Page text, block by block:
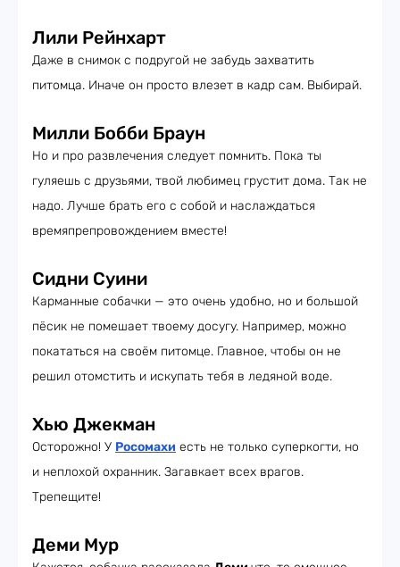
Лили Рейнхарт
Даже в снимок с подругой не забудь захватить
питомца. Иначе он просто влезет в кадр сам. Выбирай.
Милли Бобби Браун
Но и про развлечения следует помнить. Пока ты
гуляешь с друзьями, твой любимец грустит дома. Так не
надо. Лучше брать его с собой и наслаждаться
времяпрепровождением вместе!
Сидни Суини
Карманные собачки — это очень удобно, но и большой
пёсик не помешает твоему досугу. Например, можно
покататься на своём питомце. Главное, чтобы он не
решил отомстить и искупать тебя в ледяной воде.
Хью Джекман
Осторожно! У Росомахи есть не только суперкогти, но
и неплохой охранник. Загавкает всех врагов.
Трепещите!
Деми Мур